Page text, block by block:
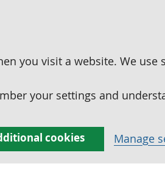
you visit a website. We use
your settings and
cookies Manage